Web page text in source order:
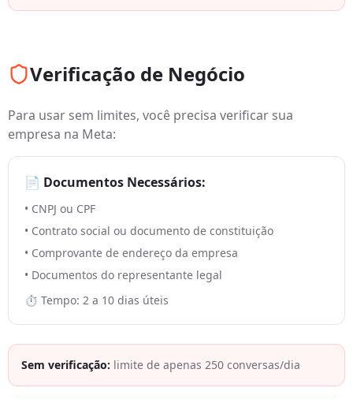
Verificação de Negócio
Para usar sem limites, você precisa verificar sua
empresa na Meta:
📄 Documentos Necessários:
• CNPJ ou CPF
• Contrato social ou documento de constituição
• Comprovante de endereço da empresa
• Documentos do representante legal
⏱️ Tempo: 2 a 10 dias úteis
Sem verificação: limite de apenas 250 conversas/dia